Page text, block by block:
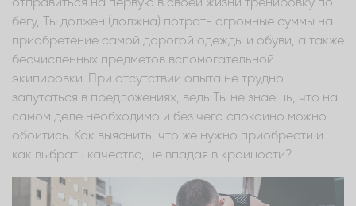
отправиться на первую в своей жизни тренировку по
бегу, Ты должен (должна) потрать огромные суммы на
приобретение самой дорогой одежды и обуви, а также
бесчисленных предметов вспомогательной
экипировки. При отсутствии опыта не трудно
запутаться в предложениях, ведь Ты не знаешь, что на
самом деле необходимо и без чего спокойно можно
обойтись. Как выяснить, что же нужно приобрести и
как выбрать качество, не впадая в крайности?